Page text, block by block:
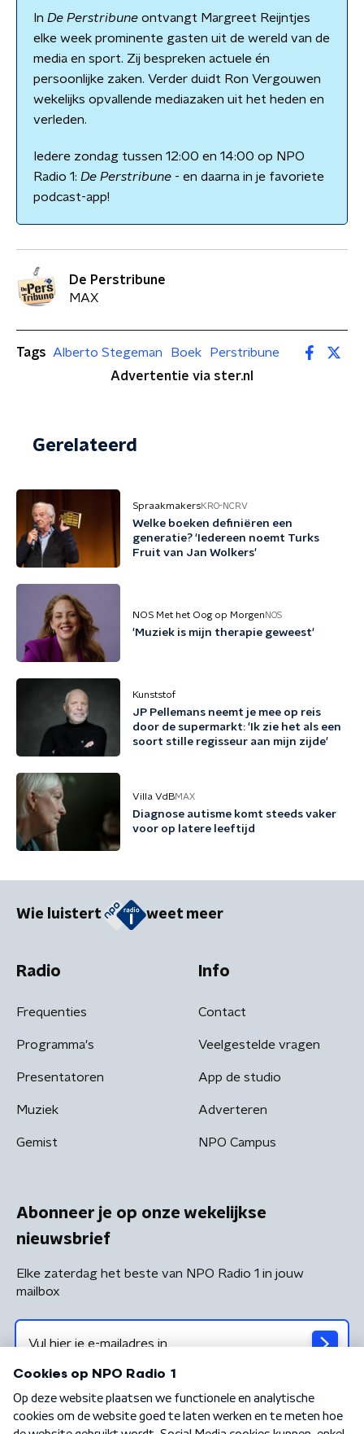
In De Perstribune ontvangt Margreet Reijntjes
elke week prominente gasten uit de wereld van de
media en sport. Zij bespreken actuele én
persoonlijke zaken. Verder duidt Ron Vergouwen
wekelijks opvallende mediazaken uit het heden en
verleden.
Iedere zondag tussen 12:00 en 14:00 op NPO
Radio 1: De Perstribune - en daarna in je favoriete
podcast-app!
De Perstribune
MAX
Tags Alberto Stegeman Boek
Perstribune
Advertentie via ster.nl
Gerelateerd
SpraakmakersKRO-NCRV
Welke boeken definiëren een
generatie? 'Iedereen noemt Turks
Fruit van Jan Wolkers'
NOS Met het Oog op Morgen NOS
'Muziek is mijn therapie geweest'
Kunststof
JP Pellemans neemt je mee op reis
door de supermarkt: 'Ik zie het als een
soort stille regisseur aan mijn zijde'
Villa VdBMAX
Diagnose autisme komt steeds vaker
voor op latere leeftijd
Wie luistert weet meer
Radio
Frequenties
Programma's
Presentatoren
Muziek
Gemist
Info
Contact
Veelgestelde vragen
App de studio
Adverteren
NPO Campus
Abonneer je op onze wekelijkse
nieuwsbrief
Elke zaterdag het beste van NPO Radio 1 in jouw
mailbox